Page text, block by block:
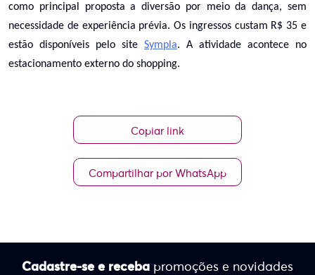
como principal proposta a diversão por meio da dança, sem
necessidade de experiência prévia. Os ingressos custam R$ 35 e
estão disponíveis pelo site Sympla. A atividade acontece no
estacionamento externo do shopping.
Copiar link
Compartilhar por WhatsApp
Cadastre-se e receba promoções e novidades